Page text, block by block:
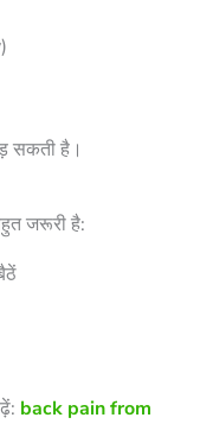
सकती है।
जरूरी है:
back pain from